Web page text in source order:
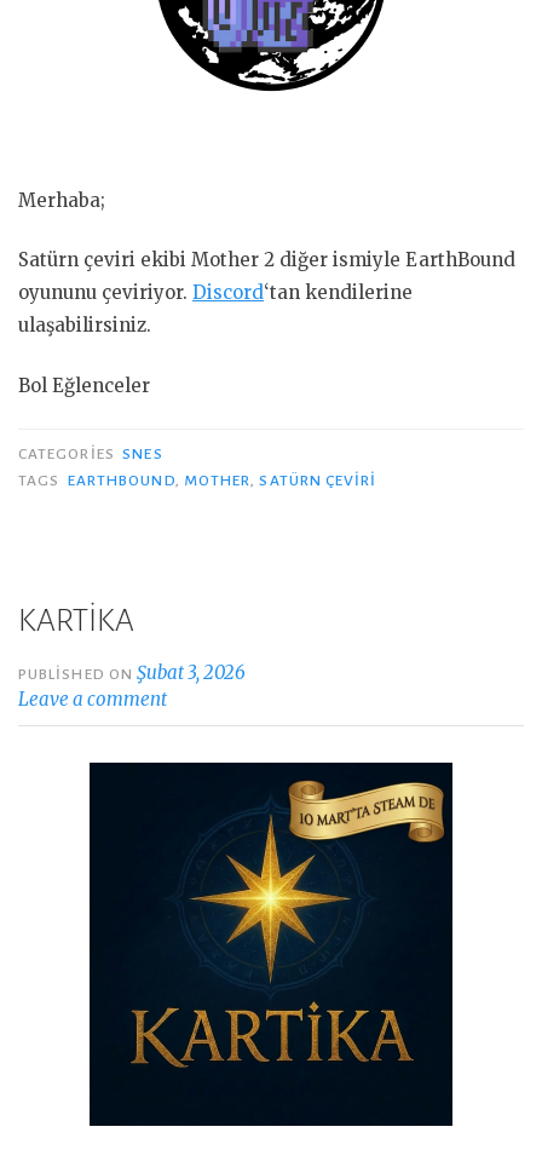
Merhaba;
Satürn çeviri ekibi Mother 2 diğer ismiyle EarthBound
oyununu çeviriyor. Discord‘tan kendilerine
ulaşabilirsiniz.
Bol Eğlenceler
CATEGORIES SNES
TAGS
EARTHBOUND, MOTHER,SATÜRN ÇEVIRI
KARTİKA
PUBLISHED ONŞubat 3, 2026
Leave a comment